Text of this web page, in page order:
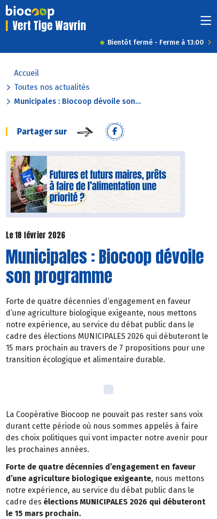
Vert Tige Wavrin
Bientôt fermé - Ferme à 13:00
Accueil
Toutes nos actualités
Municipales : Biocoop dévoile son...
Partager sur
Le 18 février 2026
Municipales : Biocoop dévoile
son programme
Forte de quatre décennies d’engagement en faveur
d’une agriculture biologique exigeante, nous mettons
notre expérience, au service du débat public dans le
cadre des élections MUNICIPALES 2026 qui débuteront le
15 mars prochain au travers de 7 propositions pour une
transition écologique et alimentaire durable.
La Coopérative Biocoop ne pouvait pas rester sans voix
durant cette période où nous sommes appelés à faire
des choix politiques qui vont impacter notre avenir pour
les prochaines années.
Forte de quatre décennies d’engagement en faveur
d’une agriculture biologique exigeante, nous mettons
notre expérience, au service du débat public dans le
cadre des élections MUNICIPALES 2026 qui débuteront
le 15 mars prochain.